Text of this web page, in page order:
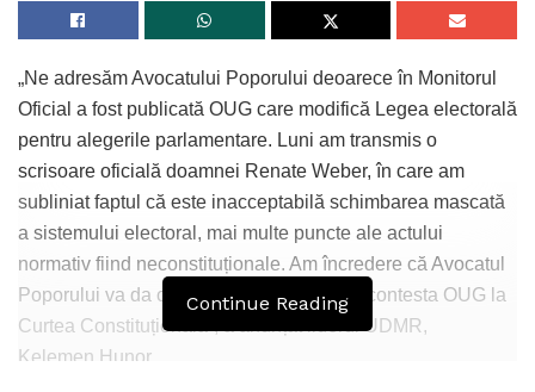
„Ne adresăm Avocatului Poporului deoarece în Monitorul
Oficial a fost publicată OUG care modifică Legea electorală
pentru alegerile parlamentare. Luni am transmis o
scrisoare oficială doamnei Renate Weber, în care am
subliniat faptul că este inacceptabilă schimbarea mascată
a sistemului electoral, mai multe puncte ale actului
normativ fiind neconstituționale. Am încredere că Avocatul
Poporului va da curs cererii noastre și va contesta OUG la
Curtea Constituțională”, a anunțat liderul UDMR,
Kelemen Hunor.
Continue Reading